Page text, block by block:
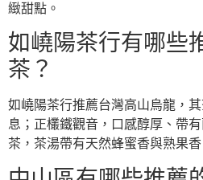
緻甜點。
如嶢陽茶行有哪些
茶？
如嶢陽茶行推薦台灣高山烏龍，
息；正欉鐵觀音，口感醇厚、帶
茶，茶湯帶有天然蜂蜜香與熟果香